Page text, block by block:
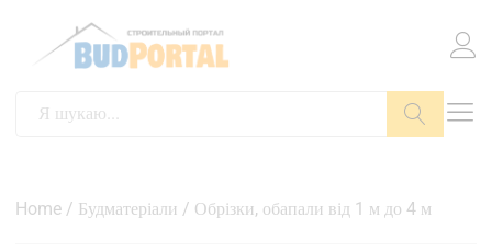
Home / Будматеріали / Обрізки, обапали від 1 м до 4 м